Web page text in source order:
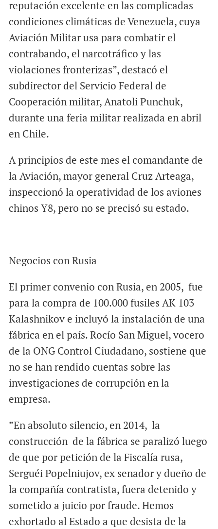
reputación excelente en las complicadas
condiciones climáticas de Venezuela, cuya
Aviación Militar usa para combatir el
contrabando, el narcotráfico y las
violaciones fronterizas”, destacó el
subdirector del Servicio Federal de
Cooperación militar, Anatoli Punchuk,
durante una feria militar realizada en abril
en Chile.
A principios de este mes el comandante de
la Aviación, mayor general Cruz Arteaga,
inspeccionó la operatividad de los aviones
chinos Y8, pero no se precisó su estado.
Negocios con Rusia
El primer convenio con Rusia, en 2005, fue
para la compra de 100.000 fusiles AK 103
Kalashnikov e incluyó la instalación de una
fábrica en el país. Rocío San Miguel, vocero
de la ONG Control Ciudadano, sostiene que
no se han rendido cuentas sobre las
investigaciones de corrupción en la
empresa.
”En absoluto silencio, en 2014, la
construcción de la fábrica se paralizó luego
de que por petición de la Fiscalía rusa,
Serguéi Popelniujov, ex senador y dueño de
la compañía contratista, fuera detenido y
sometido a juicio por fraude. Hemos
exhortado al Estado a que desista de la